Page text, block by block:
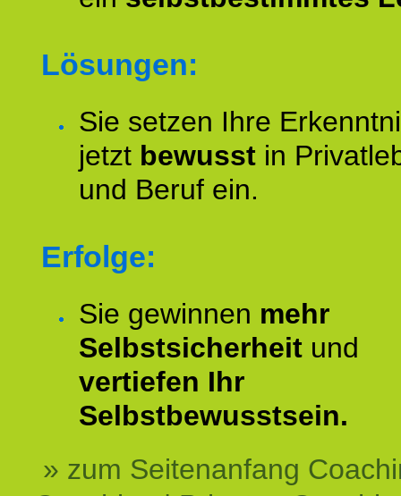
Lösungen:
Sie setzen Ihre
jetzt bewusst in
und Beruf ein.
Erfolge:
Sie gewinnen mehr
Selbstsicherheit und
vertiefen Ihr
Selbstbewusstsein.
» zum Seitenanfang